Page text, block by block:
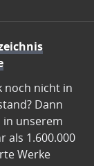
noch nicht in
Dann
in unserem
als 1.600.000
Werke